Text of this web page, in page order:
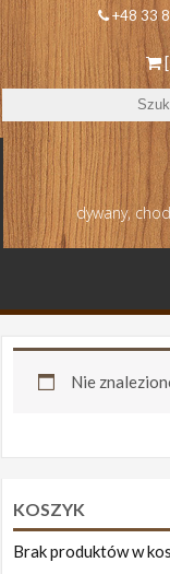
+48 33
[
dywany,
Nie
KOSZYK
Brak produktów w